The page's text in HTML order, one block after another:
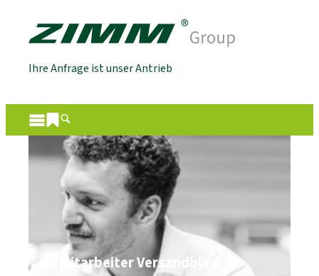
Ihre Anfrage ist unser Antrieb
Mitarbeiter Versandbüro